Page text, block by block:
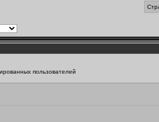
пользователей